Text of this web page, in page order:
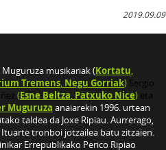
2019.09.09
Muguruza musikariak (Kortatu,
Tremens, Negu Gorriak) Sergio
(Esne Beltza, Patxuko Nice)eta
Muguruza anaiarekin 1996. urtean
taldea da Joxe Ripiau. Aurrerago,
Ituarte tronboi jotzailea batu zitzaien.
Errepublikako Perico Ripiao